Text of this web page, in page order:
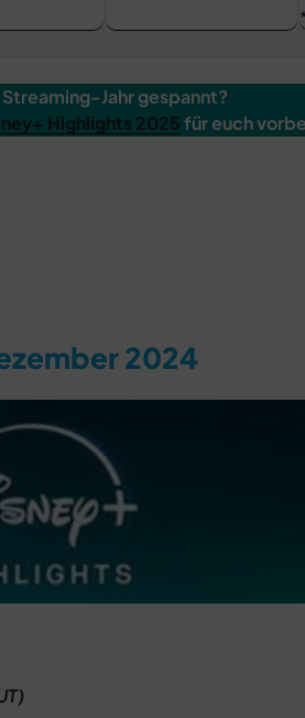
Jahr gespannt?
Highlights 2025für euch
2024